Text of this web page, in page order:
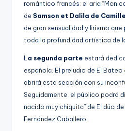
romántico francés: el aria “Mon
de Samson et Dalila de
de gran sensualidad y lirismo
toda la profundidad artística de
L a segunda parte estará
española. El preludio de El
abrirá esta sección con su
Seguidamente, el público podrá
nacido muy chiquita” de El dúo
Fernández Caballero.